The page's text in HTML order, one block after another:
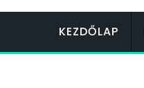
KEZDŐLAP